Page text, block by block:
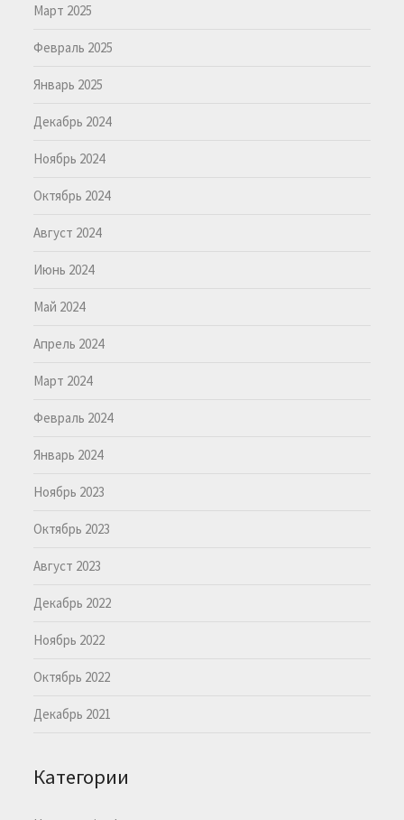
Март 2025
Февраль 2025
Январь 2025
Декабрь 2024
Ноябрь 2024
Октябрь 2024
Август 2024
Июнь 2024
Май 2024
Апрель 2024
Март 2024
Февраль 2024
Январь 2024
Ноябрь 2023
Октябрь 2023
Август 2023
Декабрь 2022
Ноябрь 2022
Октябрь 2022
Декабрь 2021
Категории